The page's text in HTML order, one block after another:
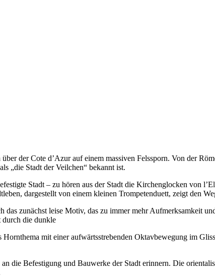
der Cote d’Azur auf einem massiven Felssporn. Von der
„die Stadt der Veilchen“ bekannt ist.
Stadt – zu hören aus der Stadt die Kirchenglocken von
dargestellt von einem kleinen Trompetenduett, zeigt den
das zunächst leise Motiv, das zu immer mehr Aufmerksamkeit
durch die dunkle
mit einer aufwärtsstrebenden Oktavbewegung im
die Befestigung und Bauwerke der Stadt erinnern. Die